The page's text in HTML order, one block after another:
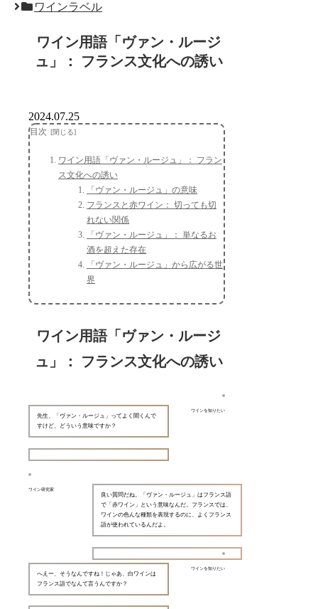
ワインラベル
ワイン用語「ヴァン・ルージ
ュ」： フランス文化への誘い
2024.07.25
目次
ワイン用語「ヴァン・ルージュ」： フラン
ス文化への誘い
「ヴァン・ルージュ」の意味
フランスと赤ワイン： 切っても切
れない関係
「ヴァン・ルージュ」： 単なるお
酒を超えた存在
「ヴァン・ルージュ」から広がる世
界
ワイン用語「ヴァン・ルージ
ュ」： フランス文化への誘い
ワインを知りたい
先生、「ヴァン・ルージュ」ってよく聞くんで
すけど、どういう意味ですか？
ワイン研究家
良い質問だね。「ヴァン・ルージュ」はフランス語
で「赤ワイン」という意味なんだ。フランスでは、
ワインの色んな種類を表現するのに、よくフランス
語が使われているんだよ。
ワインを知りたい
へえー、そうなんですね！じゃあ、白ワインは
フランス語でなんて言うんですか？